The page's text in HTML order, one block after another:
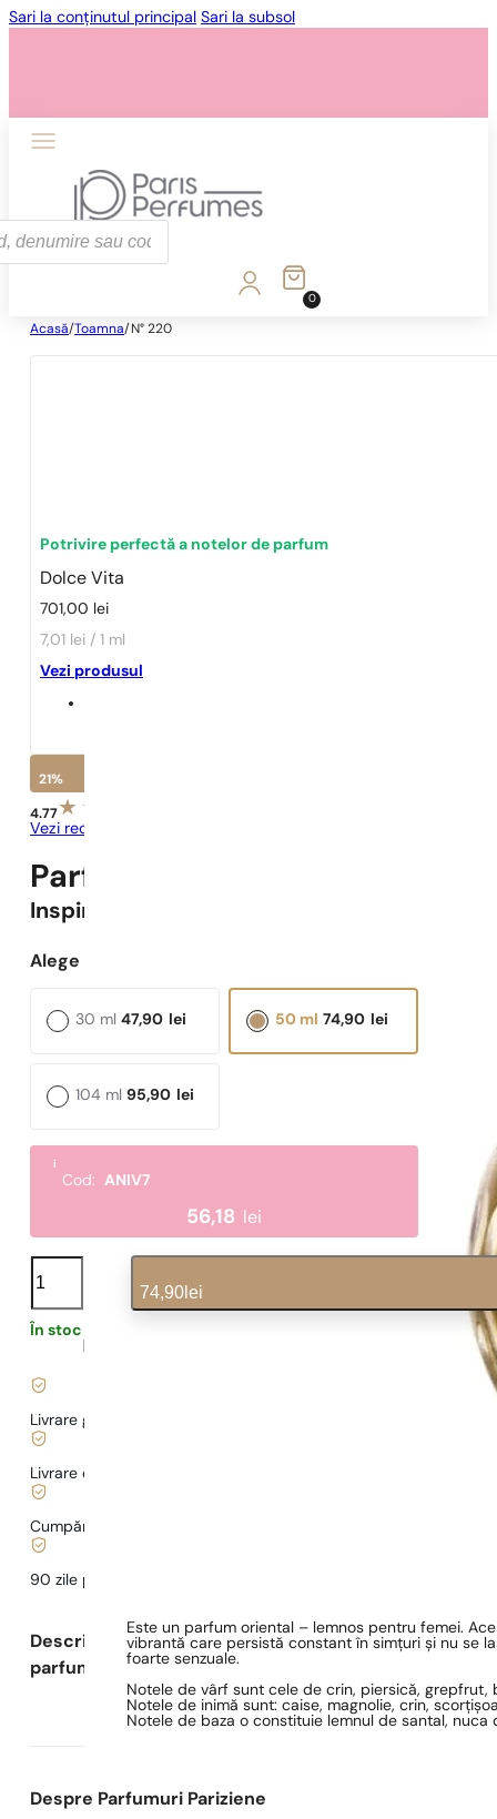
Sari la conținutul principal Sari la subsol
0
Acasă/Toamna/ N° 220
Potrivire perfectă a notelor de parfum
Dolce Vita
701,00 lei
7,01 lei / 1 ml
Vezi produsul
21%
4.77
Vezi recenziile
Parfumuri Pariziene N° 220 -
Inspirat
Alege capacitatea:
47,90 lei
30 ml 74,90 lei
50 ml
95,90 lei
104 ml
i
Cod:ANIV7
56,18 lei
N°
220
cantitate
74,90 lei
În stoc
Livrare gratuită de la
Livrare de la
Cumpărături și plăți sigure
90 zile pentru a
Descrierea
parfumului
Este un parfum oriental – lemnos pentru femei.
vibrantă care persistă constant în simțuri și nu se
foarte senzuale.
Notele de vârf sunt cele de crin, piersică, grepfrut,
Notele de inimă sunt: caise, magnolie, crin,
Notele de baza o constituie lemnul de santal, nuca
Despre Parfumuri Pariziene